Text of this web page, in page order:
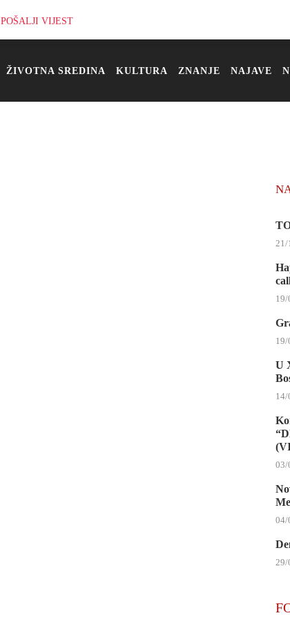
POŠALJI VIJEST
ŽIVOTNA SREDINA KULTURA ZNANJE NAJAVE
21/
19/
19/
U
14/
03/
04/
29/